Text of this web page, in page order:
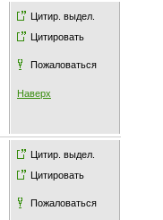
Цитир. выдел.
Цитировать
Пожаловаться
Наверх
Цитир. выдел.
Цитировать
Пожаловаться